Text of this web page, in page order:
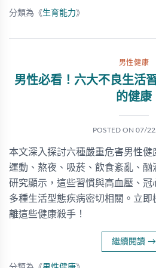
分類為《生育能力》
男性健康
男性必看！六大不良生活
的健康
POSTED ON 07/
本文深入探討六種嚴重危害男性健
運動、熬夜、吸菸、飲食紊亂、
研究顯示，這些習慣與高血壓、
多種生活型態疾病密切相關。立
離這些健康殺手！
繼續閱讀 →